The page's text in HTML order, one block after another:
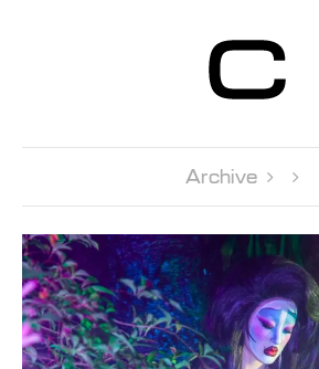
Contemporain
Genève
Archive  